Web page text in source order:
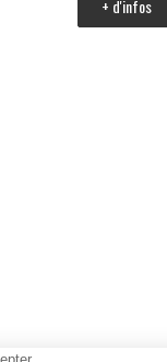
+ d'infos